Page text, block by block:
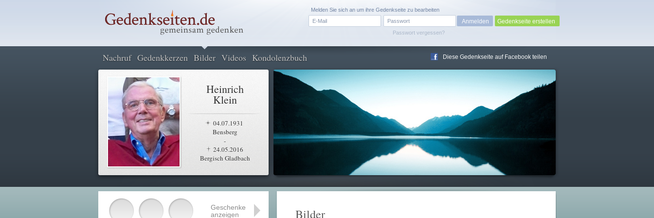
Passwort vergessen?
Melden Sie sich an um ihre Gedenkseite zu bearbeiten
Gedenkseite erstellen
Nachruf Gedenkkerzen Bilder Videos Kondolenzbuch Diese Gedenkseite auf Facebook teilen
Heinrich
Klein
04.07.1931
Bensberg
-
24.05.2016
Bergisch Gladbach
Bilder
Geschenke
anzeigen